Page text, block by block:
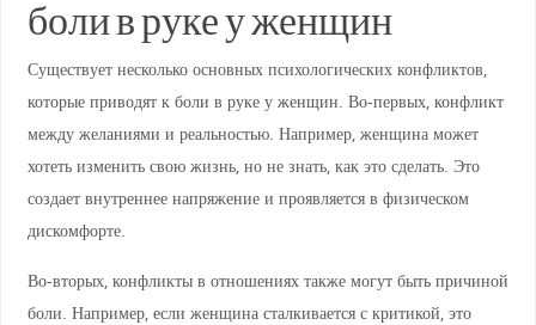
боли в руке у женщин
Существует несколько основных психологических конфликтов,
которые приводят к боли в руке у женщин. Во-первых, конфликт
между желаниями и реальностью. Например, женщина может
хотеть изменить свою жизнь, но не знать, как это сделать. Это
создает внутреннее напряжение и проявляется в физическом
дискомфорте.
Во-вторых, конфликты в отношениях также могут быть причиной
боли. Например, если женщина сталкивается с критикой, это